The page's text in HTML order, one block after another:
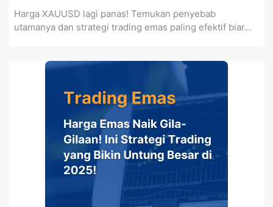
Harga XAUUSD lagi panas! Temukan penyebab
utamanya dan strategi trading emas paling efektif biar...